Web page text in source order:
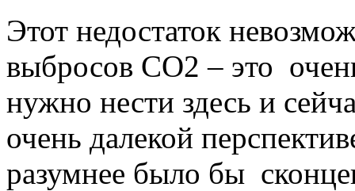
Этот недостаток
выбросов СО2 – это
нужно нести здесь и
очень далекой
разумнее было бы